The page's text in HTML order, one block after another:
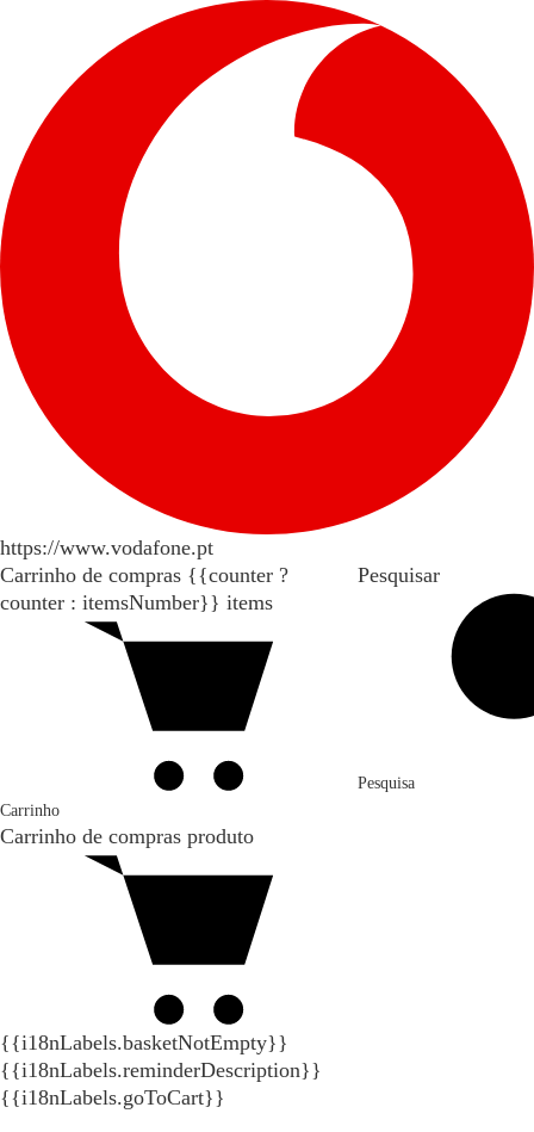
https://www.vodafone.pt
Carrinho de compras {{counter ?
counter : itemsNumber}} items
Carrinho
Carrinho de compras produto
{{i18nLabels.basketNotEmpty}}
{{i18nLabels.reminderDescription}}
{{i18nLabels.goToCart}}
Pesquisar
Pesquisa